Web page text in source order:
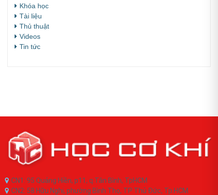
Khóa học
Tài liệu
Thủ thuật
Videos
Tin tức
CN1: 95 Quảng Hiền, p11, q.Tân Bình, TpHCM
CN2: 58 Hữu Nghị, phường Bình Thọ, TP Thủ Đức, Tp.HCM